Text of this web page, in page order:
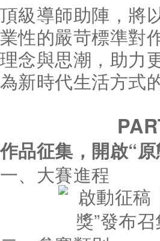
頂級導師助陣，將
業性的嚴苛標準對
理念與思潮，助力
為新時代生活方式
作品征集，開啟“
一、大賽進程